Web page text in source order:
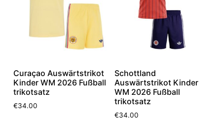
Curaçao Auswärtstrikot
Kinder WM 2026 Fußball
trikotsatz
€34.00
Schottland
Auswärtstrikot Kinder
WM 2026 Fußball
trikotsatz
€34.00